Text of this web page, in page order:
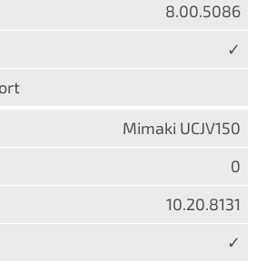
8.00.5086
✓
Mimaki UCJV150
0
10.20.8131
✓